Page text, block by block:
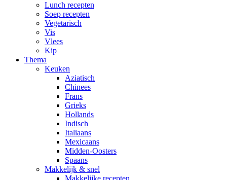
Lunch recepten
Soep recepten
Vegetarisch
Vis
Vlees
Kip
Thema
Keuken
Aziatisch
Chinees
Frans
Grieks
Hollands
Indisch
Italiaans
Mexicaans
Midden-Oosters
Spaans
Makkelijk & snel
Makkelijke recepten